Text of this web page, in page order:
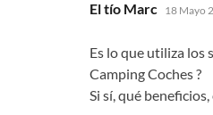
El tío Marc dice:
18 Mayo
Es lo que utiliza los
Camping Coches ?
Si sí, qué beneficios,